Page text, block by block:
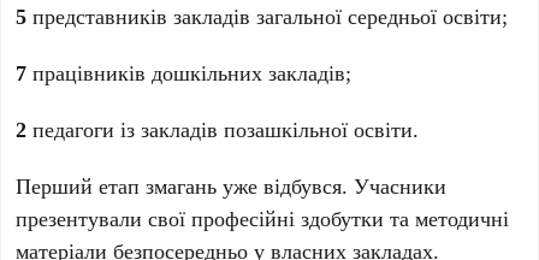
5 представників закладів загальної середньої освіти;
7 працівників дошкільних закладів;
2 педагоги із закладів позашкільної освіти.
Перший етап змагань уже відбувся. Учасники
презентували свої професійні здобутки та методичні
матеріали безпосередньо у власних закладах.